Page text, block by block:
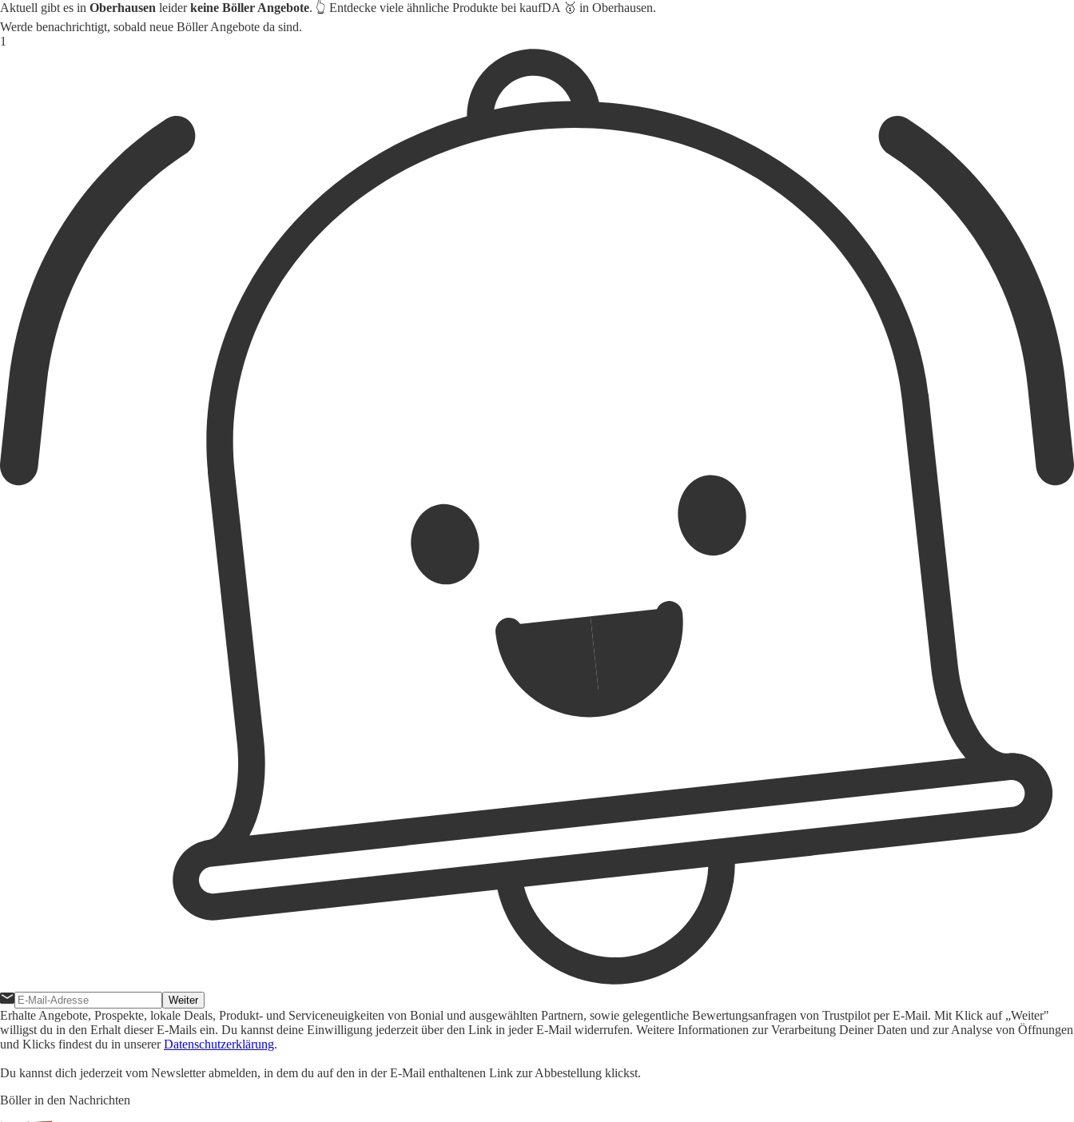
Aktuell gibt es in Oberhausen leiderkeine Böller Angebote. 👆 Entdecke viele ähnliche Produkte bei kaufDA 🥇 in Oberhausen.
Werde benachrichtigt, sobald neue Böller Angebote da sind.
Weiter
Erhalte Angebote, Prospekte, lokale Deals, Produkt- und Serviceneuigkeiten von Bonial und ausgewählten Partnern, sowie gelegentliche Bewertungsanfragen von Trustpilot per E-Mail. Mit Klick auf „Weiter"
willigst du in den Erhalt dieser E-Mails ein. Du kannst deine Einwilligung jederzeit über den Link in jeder E-Mail widerrufen. Weitere Informationen zur Verarbeitung Deiner Daten und zur Analyse von Öffnungen
und Klicks findest du in unsererDatenschutzerklärung.
Du kannst dich jederzeit vom Newsletter abmelden, in dem du auf den in der E-Mail enthaltenen Link zur Abbestellung klickst.
Böller in den Nachrichten